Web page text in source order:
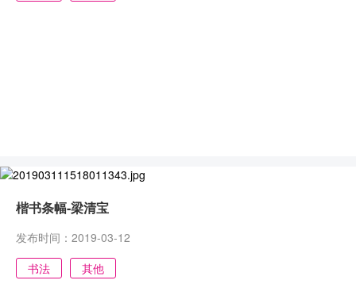
楷书条幅-梁清宝
发布时间：2019-03-12
书法
其他